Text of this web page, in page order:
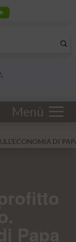
Menù
DI